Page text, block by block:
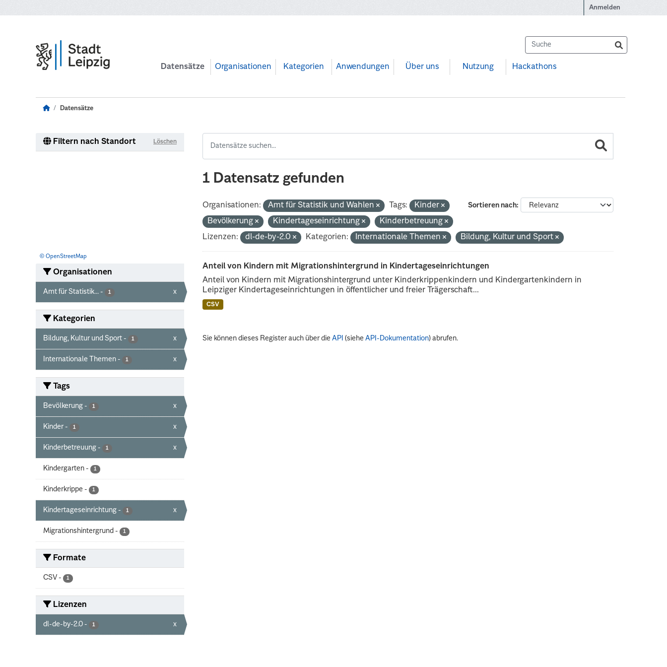
Anmelden
Datensätze Organisationen Kategorien Anwendungen Über uns Nutzung Hackathons
Datensätze
Filtern nach Standort Löschen
© OpenStreetMap
Organisationen
Amt für Statistik... - 1 x
Kategorien
Bildung, Kultur und Sport - 1 x
Internationale Themen - 1 x
Tags
Bevölkerung - 1 x
Kinder - 1 x
Kinderbetreuung - 1 x
Kindergarten - 1
Kinderkrippe - 1
Kindertageseinrichtung - 1 x
Migrationshintergrund - 1
Formate
CSV - 1
Lizenzen
dl-de-by-2.0 - 1 x
1 Datensatz gefunden
Sortieren nach
Organisationen: Amt für Statistik und Wahlen Tags:
Kinder
Bevölkerung
Kindertageseinrichtung
Kinderbetreuung
Lizenzen:
dl-de-by-2.0 Kategorien: Internationale Themen Bildung, Kultur und Sport
Anteil von Kindern mit Migrationshintergrund in Kindertageseinrichtungen
Anteil von Kindern mit Migrationshintergrund unter Kinderkrippenkindern und Kindergartenkindern in
Leipziger Kindertageseinrichtungen in öffentlicher und freier Trägerschaft...
CSV
Sie können dieses Register auch über dieAPI (sieheAPI-Dokumentation) abrufen.